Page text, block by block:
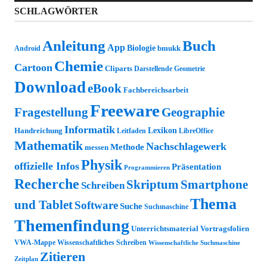
SCHLAGWÖRTER
Android Anleitung AppBiologie bmukk Buch
Cartoon Chemie Cliparts Darstellende Geometrie
DownloadeBook Fachbereichsarbeit
FragestellungFreewareGeographie
Handreichung Informatik Leitfaden Lexikon LibreOffice
Mathematik messen MethodeNachschlagewerk
offizielle InfosPhysik Programmieren Präsentation
Recherche Schreiben Skriptum Smartphone
und TabletSoftwareSuche Suchmaschine Thema
Themenfindung Unterrichtsmaterial Vortragsfolien
VWA-Mappe Wissenschaftliches Schreiben Wissenschaftliche Suchmaschine
Zeitplan Zitieren